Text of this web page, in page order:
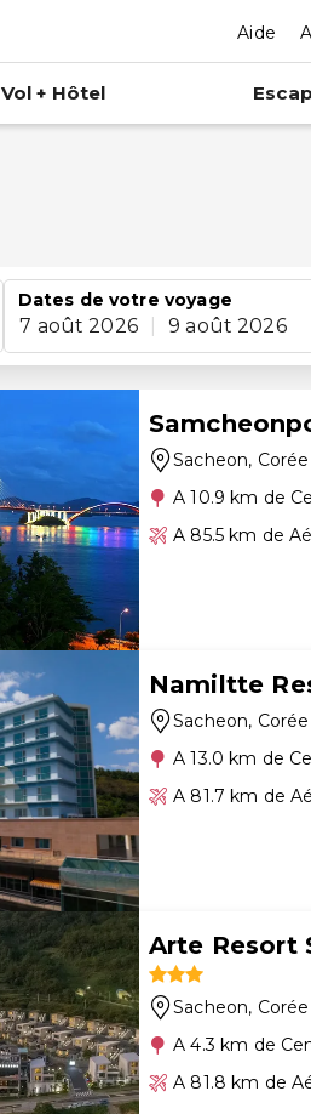
Aide
Vol + Hôtel
Dates de votre voyage
7 août 2026 9 août 2026
Sacheon,
A 10.9 km de
A 85.5 km de
Namiltte
Sacheon,
A 13.0 km de
A 81.7 km de
Arte Resort
Sacheon,
A 4.3 km de
A 81.8 km de